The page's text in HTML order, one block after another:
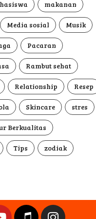
makanan
Media sosial Musik
Pacaran
Rambut sehat
Relationship Resep
Skincare stres
Berkualitas
Tips zodiak